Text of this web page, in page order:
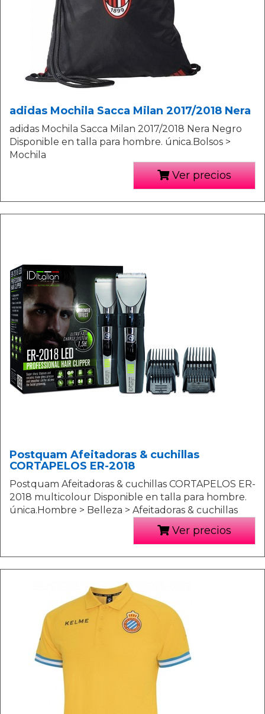
adidas Mochila Sacca Milan 2017/2018 Nera
adidas Mochila Sacca Milan 2017/2018 Nera Negro
Disponible en talla para hombre. única.Bolsos >
Mochila
Ver precios
Postquam Afeitadoras & cuchillas
CORTAPELOS ER-2018
Postquam Afeitadoras & cuchillas CORTAPELOS ER-
2018 multicolour Disponible en talla para hombre.
única.Hombre > Belleza > Afeitadoras & cuchillas
Ver precios